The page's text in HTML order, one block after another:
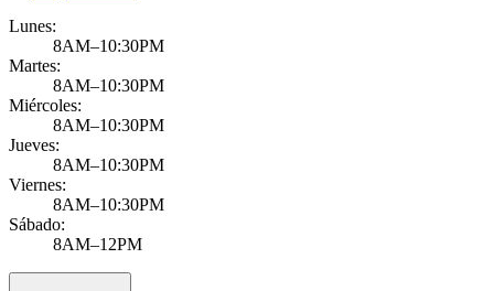
Lunes:
8AM–10:30PM
Martes:
8AM–10:30PM
Miércoles:
8AM–10:30PM
Jueves:
8AM–10:30PM
Viernes:
8AM–10:30PM
Sábado:
8AM–12PM